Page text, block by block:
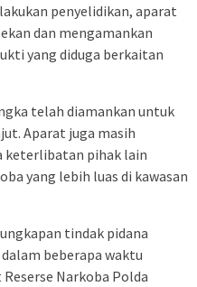
penyelidikan, aparat
dan mengamankan
yang diduga berkaitan
telah diamankan untuk
Aparat juga masih
keterlibatan pihak lain
yang lebih luas di kawasan
tindak pidana
beberapa waktu
Narkoba Polda